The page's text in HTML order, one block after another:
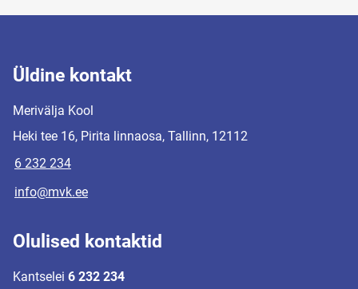
Üldine kontakt
Merivälja Kool
Heki tee 16, Pirita linnaosa, Tallinn, 12112
6 232 234
info@mvk.ee
Olulised kontaktid
Kantselei 6 232 234